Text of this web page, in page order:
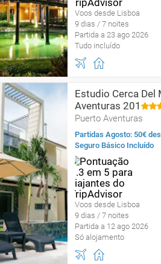
Voos desde Lisboa
9 dias / 7 noites
Partida a 23 ago 2026
Tudo incluído
Estudio Cerca Del
Aventuras 201
Puerto Aventuras
Partidas Agosto: 50€
Seguro Básico Incluído
Voos desde Lisboa
9 dias / 7 noites
Partida a 12 ago 2026
Só alojamento